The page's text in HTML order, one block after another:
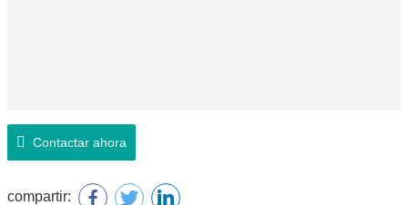
Contactar ahora
compartir: